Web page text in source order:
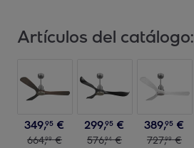
Artículos del catálogo:
349,95 €
664,99 €
299,95 €
576,94 €
389,95 €
727,99 €